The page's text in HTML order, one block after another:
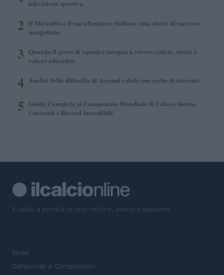
televisione sportiva
2 Il Mirandés e il suo allenatore italiano: una storia di successo
inaspettato
3 Quando il gioco di squadra insegna a vivere: calcio, storia e
valore educativo
4 Analisi delle difficoltà di Arsenal e delle sue scelte di mercato
5 Guida Completa al Campionato Mondiale di Calcio: Storia,
Curiosità e Record Incredibili
Il calcio a portata di click: notizie, analisi e passione
News
Campionati e Competizioni